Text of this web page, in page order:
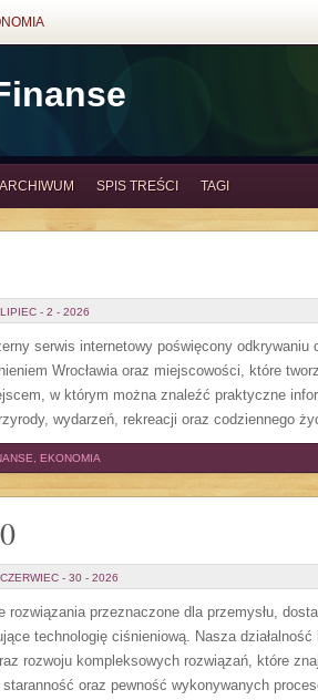
ARCHIWUM SPIS TREŚCI TAGI
- 2 - 2026
serwis internetowy poświęcony
Wrocławia oraz miejscowości, które
w którym można znaleźć praktyczne
wydarzeń, rekreacji oraz codziennego
EKONOMIA
- 30 - 2026
rozwiązania przeznaczone dla przemysłu,
technologię ciśnieniową. Nasza
rozwoju kompleksowych rozwiązań, które
oraz pewność wykonywanych